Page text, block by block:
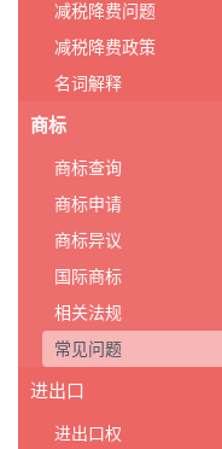
减税降费问题
减税降费政策
名词解释
商标
商标查询
商标申请
商标异议
国际商标
相关法规
常见问题
进出口
进出口权